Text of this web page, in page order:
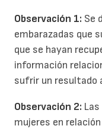
Observación 1: Se
embarazadas que
que se hayan
información
sufrir un resultado
Observación 2:
mujeres en